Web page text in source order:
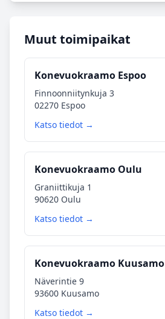
Muut toimipaikat
Konevuokraamo Espoo
Finnoonniitynkuja 3
02270 Espoo
Katso tiedot →
Konevuokraamo Oulu
Graniittikuja 1
90620 Oulu
Katso tiedot →
Konevuokraamo Kuusamo
Näverintie 9
93600 Kuusamo
Katso tiedot →